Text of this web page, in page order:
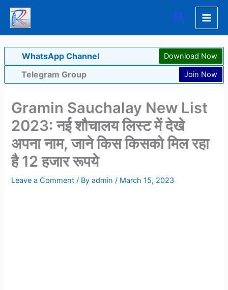
Skip
content
Search
WhatsApp Channel Download Now
Telegram Group Join Now
Gramin Sauchalay New List
2023: नई शौचालय लिस्ट में देखे
अपना नाम, जाने किस किसको मिल रहा
है 12 हजार रूपये
Leave a Comment / Byadmin/ March 15, 2023